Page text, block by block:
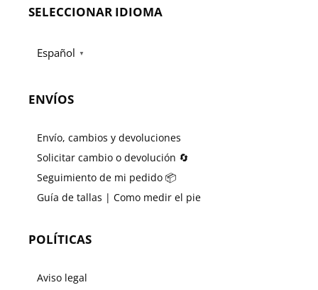
SELECCIONAR IDIOMA
Español ▼
ENVÍOS
Envío, cambios y devoluciones
Solicitar cambio o devolución 🔄
Seguimiento de mi pedido 📦
Guía de tallas | Como medir el pie
POLÍTICAS
Aviso legal